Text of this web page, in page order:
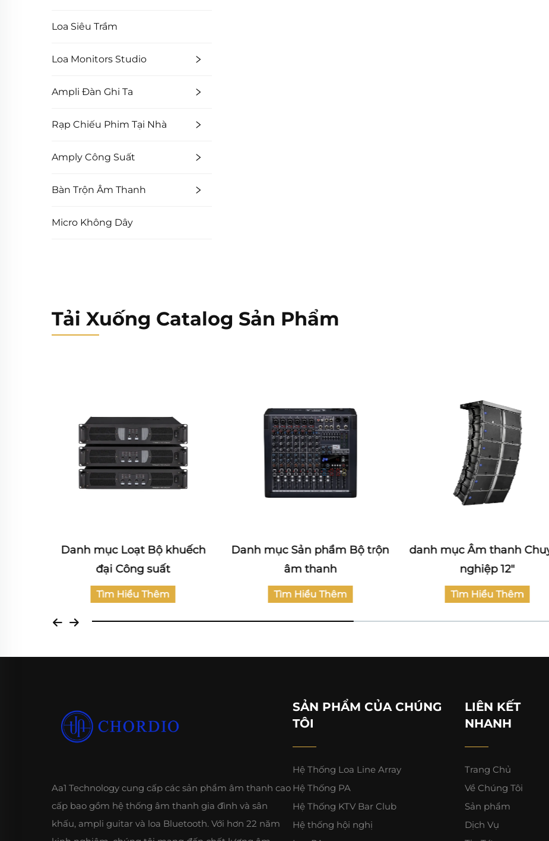
Loa Siêu Trầm
Loa Monitors Studio
Ampli Đàn Ghi Ta
Rạp Chiếu Phim Tại Nhà
Amply Công Suất
Bàn Trộn Âm Thanh
Micro Không Dây
Tải Xuống Catalog Sản Phẩm
Danh mục Loạt Bộ khuếch
đại Công suất
Tìm Hiểu Thêm
Danh mục Sản phẩm Bộ trộn
âm thanh
Tìm Hiểu Thêm
danh mục Âm thanh
nghiệp 12"
Tìm Hiểu Thêm
Aa1 Technology cung cấp các sản phẩm âm thanh cao
cấp bao gồm hệ thống âm thanh gia đình và sân
khấu, ampli guitar và loa Bluetooth. Với hơn 22 năm
SẢN PHẨM CỦA CHÚNG
TÔI
Hệ Thống Loa Line Array
Hệ Thống PA
Hệ Thống KTV Bar Club
Hệ thống hội nghị
LIÊN KẾT
NHANH
Trang Chủ
Về Chúng Tôi
Sản phẩm
Dịch Vụ